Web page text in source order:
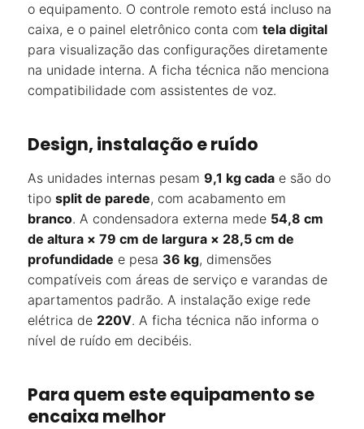
o equipamento. O controle remoto está incluso na
caixa, e o painel eletrônico conta com tela digital
para visualização das configurações diretamente
na unidade interna. A ficha técnica não menciona
compatibilidade com assistentes de voz.
Design, instalação e ruído
As unidades internas pesam 9,1 kg cada e são do
tipo split de parede, com acabamento em
branco. A condensadora externa mede 54,8 cm
de altura × 79 cm de largura × 28,5 cm de
profundidade e pesa 36 kg, dimensões
compatíveis com áreas de serviço e varandas de
apartamentos padrão. A instalação exige rede
elétrica de 220V. A ficha técnica não informa o
nível de ruído em decibéis.
Para quem este equipamento se
encaixa melhor